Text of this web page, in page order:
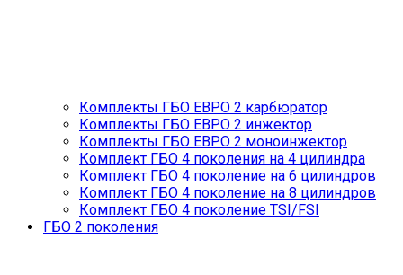
Комплекты ГБО ЕВРО 2 карбюратор
Комплекты ГБО ЕВРО 2 инжектор
Комплекты ГБО ЕВРО 2 моноинжектор
Комплект ГБО 4 поколения на 4 цилиндра
Комплект ГБО 4 поколение на 6 цилиндров
Комплект ГБО 4 поколение на 8 цилиндров
Комплект ГБО 4 поколение TSI/FSI
ГБО 2 поколения